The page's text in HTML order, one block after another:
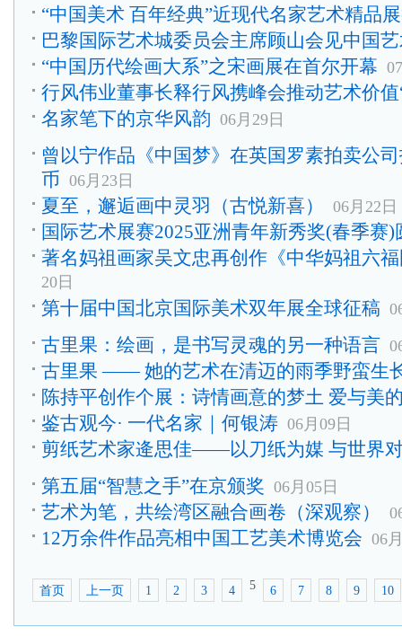
“中国美术 百年经典”近现代名家艺术精品
巴黎国际艺术城委员会主席顾山会见中国
“中国历代绘画大系”之宋画展在首尔开幕
行风伟业董事长释行风携峰会推动艺术价值
名家笔下的京华风韵 06月29日
曾以宁作品《中国梦》在英国罗素拍卖公
币 06月23日
夏至，邂逅画中灵羽（古悦新喜） 06月22日
国际艺术展赛2025亚洲青年新秀奖(春季赛)
著名妈祖画家吴文忠再创作《中华妈祖六
20日
第十届中国北京国际美术双年展全球征稿
古里果：绘画，是书写灵魂的另一种语言
古里果 —— 她的艺术在清迈的雨季野蛮生
陈持平创作个展：诗情画意的梦土 爱与美
鉴古观今· 一代名家｜何银涛 06月09日
剪纸艺术家逄思佳——以刀纸为媒 与世界
第五届“智慧之手”在京颁奖 06月05日
艺术为笔，共绘湾区融合画卷（深观察）
12万余件作品亮相中国工艺美术博览会 06
首页 上一页 1 2 3 4 5 6 7 8 9 10